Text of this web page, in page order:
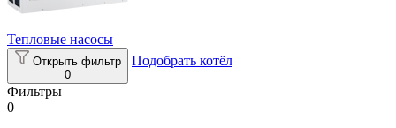
Тепловые насосы
Открыть фильтр
0
Подобрать котёл
Фильтры
0